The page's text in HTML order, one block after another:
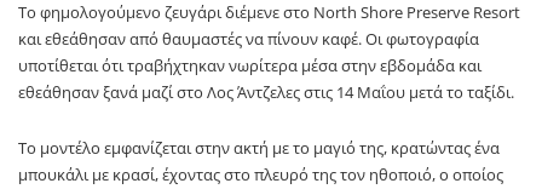
Το φημολογούμενο ζευγάρι διέμενε στο North Shore Preserve Resort
και εθεάθησαν από θαυμαστές να πίνουν καφέ. Οι φωτογραφία
υποτίθεται ότι τραβήχτηκαν νωρίτερα μέσα στην εβδομάδα και
εθεάθησαν ξανά μαζί στο Λος Άντζελες στις 14 Μαΐου μετά το ταξίδι.
Το μοντέλο εμφανίζεται στην ακτή με το μαγιό της, κρατώντας ένα
μπουκάλι με κρασί, έχοντας στο πλευρό της τον ηθοποιό, ο οποίος